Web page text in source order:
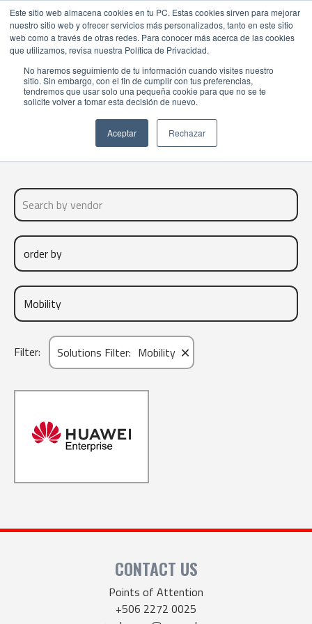
Este sitio web almacena cookies en tu PC. Estas cookies sirven para mejorar
nuestro sitio web y ofrecer servicios más personalizados, tanto en este sitio
web como a través de otras redes. Para conocer más acerca de las cookies
que utilizamos, revisa nuestra Política de Privacidad.
No haremos seguimiento de tu información cuando visites nuestro
sitio. Sin embargo, con el fin de cumplir con tus preferencias,
tendremos que usar solo una pequeña cookie para que no se te
solicite volver a tomar esta decisión de nuevo.
Aceptar Rechazar
VENDORS
Filter: Solutions Filter: Mobility ×
CONTACT US
Points of Attention
+506 2272 0025